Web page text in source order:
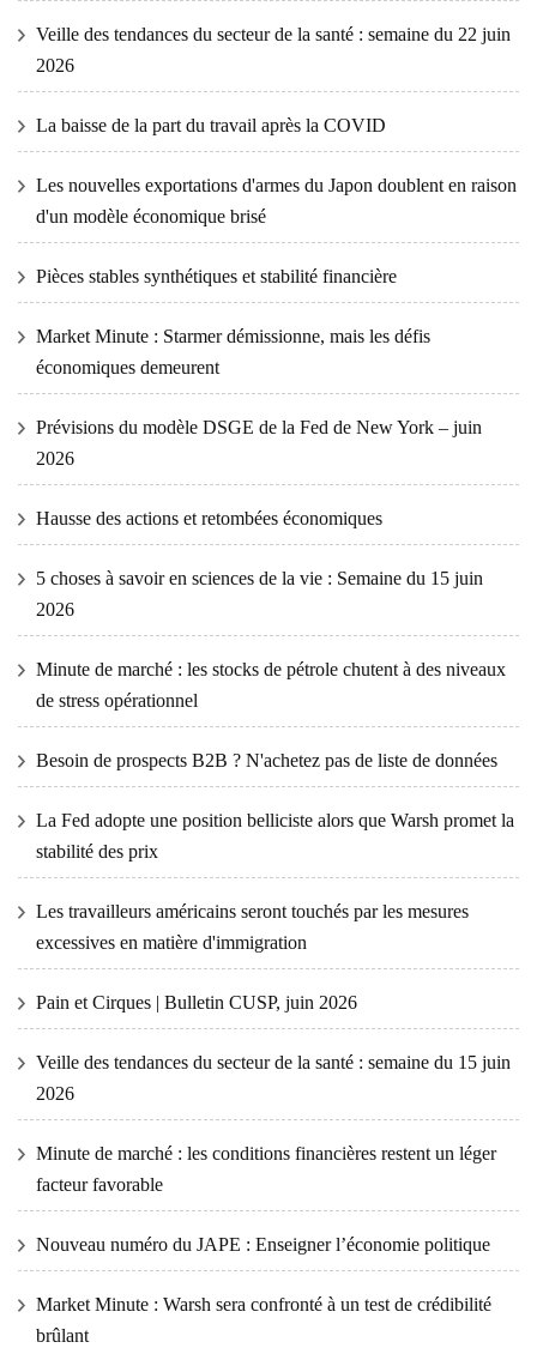
Veille des tendances du secteur de la santé : semaine du 22 juin
2026
La baisse de la part du travail après la COVID
Les nouvelles exportations d'armes du Japon doublent en raison
d'un modèle économique brisé
Pièces stables synthétiques et stabilité financière
Market Minute : Starmer démissionne, mais les défis
économiques demeurent
Prévisions du modèle DSGE de la Fed de New York – juin
2026
Hausse des actions et retombées économiques
5 choses à savoir en sciences de la vie : Semaine du 15 juin
2026
Minute de marché : les stocks de pétrole chutent à des niveaux
de stress opérationnel
Besoin de prospects B2B ? N'achetez pas de liste de données
La Fed adopte une position belliciste alors que Warsh promet la
stabilité des prix
Les travailleurs américains seront touchés par les mesures
excessives en matière d'immigration
Pain et Cirques | Bulletin CUSP, juin 2026
Veille des tendances du secteur de la santé : semaine du 15 juin
2026
Minute de marché : les conditions financières restent un léger
facteur favorable
Nouveau numéro du JAPE : Enseigner l’économie politique
Market Minute : Warsh sera confronté à un test de crédibilité
brûlant